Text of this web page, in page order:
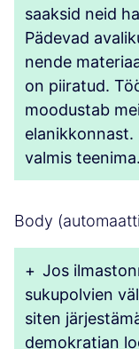
saaksid neid
Pädevad
nende
on piiratud.
moodustab
elanikkonnast.
valmis teenima.
Body
+ Jos
sukupolvien
siten
demokratian